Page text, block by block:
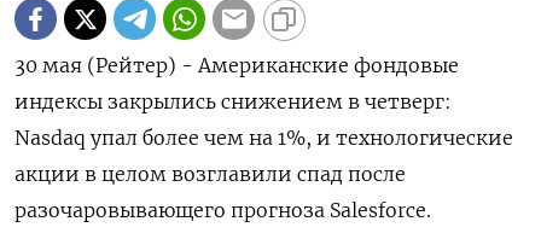
30 мая (Рейтер) - Американские фондовые
индексы закрылись снижением в четверг:
Nasdaq упал более чем на 1%, и технологические
акции в целом возглавили спад после
разочаровывающего прогноза Salesforce.